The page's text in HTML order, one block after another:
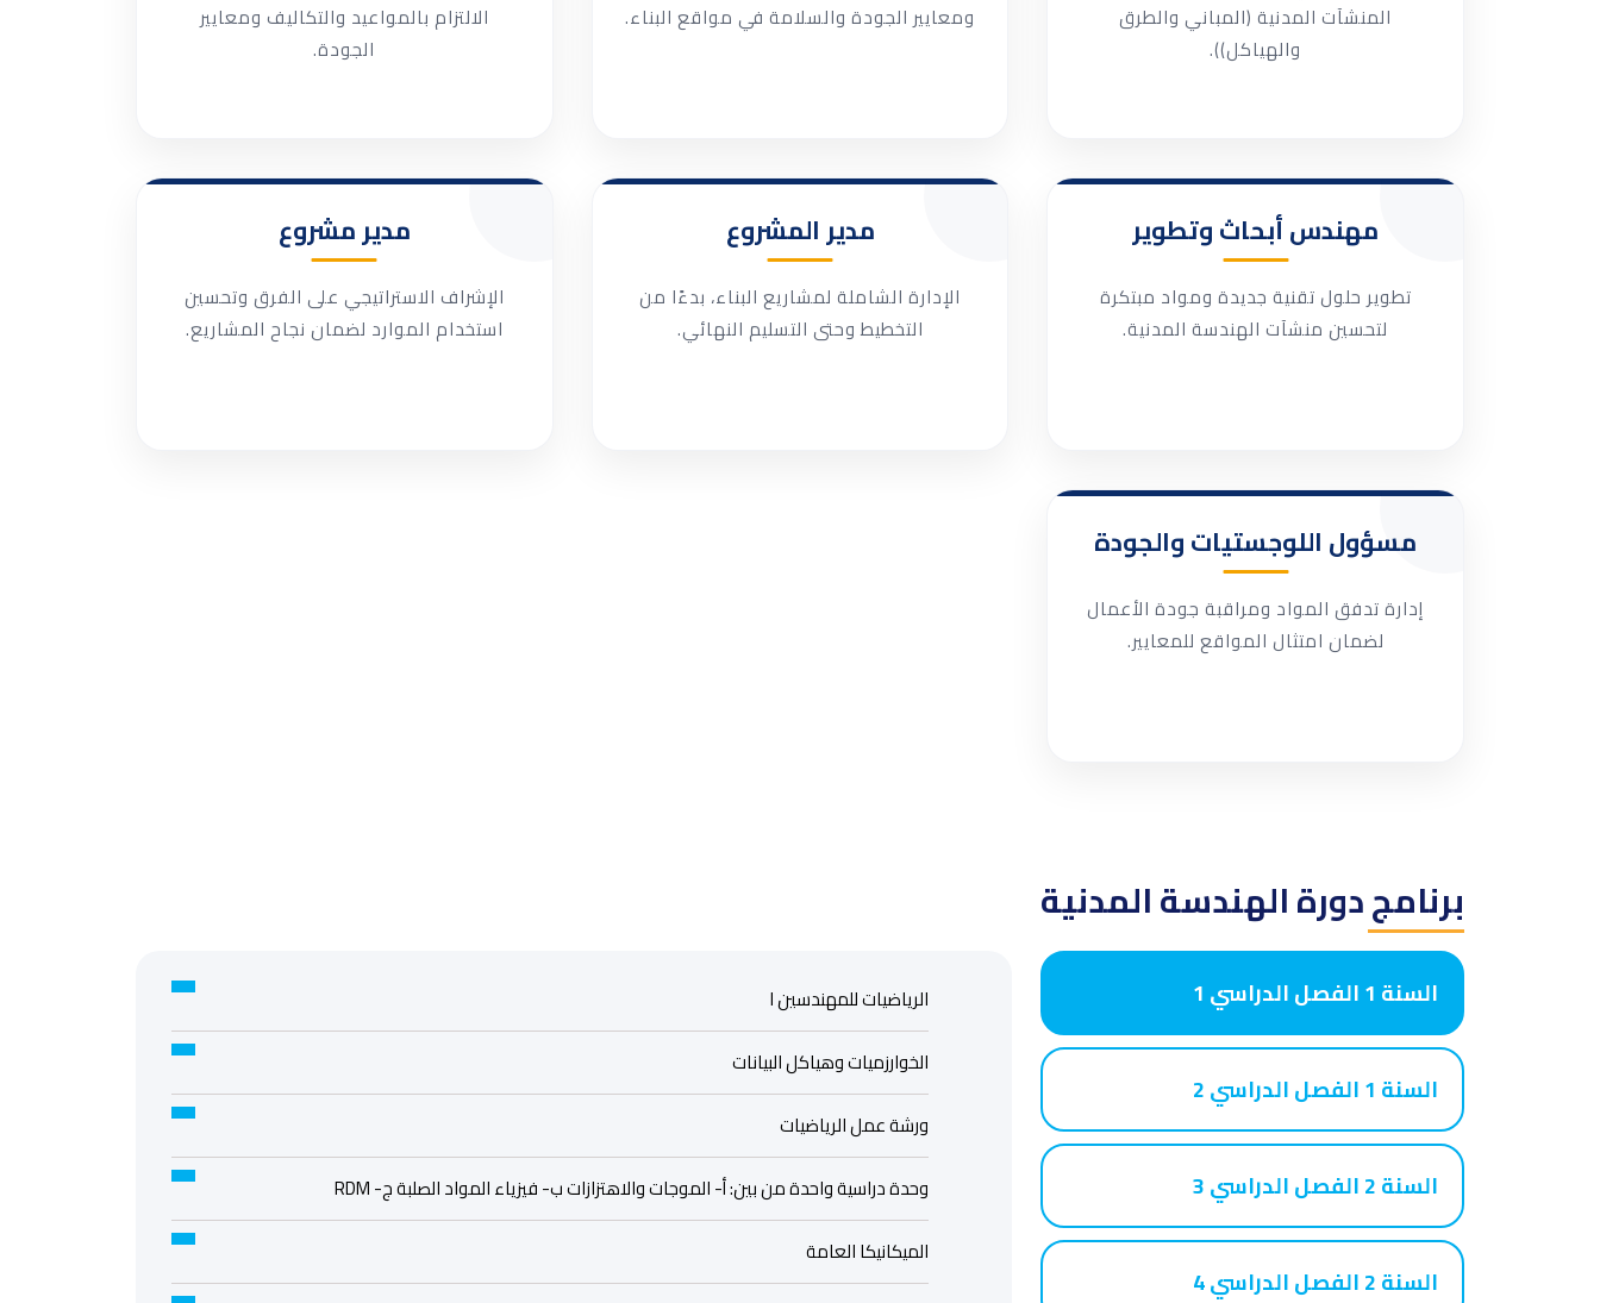
المنشآت المدنية (المباني والطرق
والهياكل)).
ومعايير الجودة والسلامة في مواقع البناء.
الالتزام بالمواعيد والتكاليف ومعايير
الجودة.
مهندس أبحاث وتطوير
تطوير حلول تقنية جديدة ومواد مبتكرة
لتحسين منشآت الهندسة المدنية.
مدير المشروع
الإدارة الشاملة لمشاريع البناء، بدءًا من
التخطيط وحتى التسليم النهائي.
مدير مشروع
الإشراف الاستراتيجي على الفرق وتحسين
استخدام الموارد لضمان نجاح المشاريع.
مسؤول اللوجستيات والجودة
إدارة تدفق المواد ومراقبة جودة الأعمال
لضمان امتثال المواقع للمعايير.
برنامج دورة الهندسة المدنية
السنة 1 الفصل الدراسي 1
السنة 1 الفصل الدراسي 2
السنة 2 الفصل الدراسي 3
السنة 2 الفصل الدراسي 4
الرياضيات للمهندسين I
الخوارزميات وهياكل البيانات
ورشة عمل الرياضيات
وحدة دراسية واحدة من بين: أ- الموجات والاهتزازات ب- فيزياء المواد الصلبة ج- RDM
الميكانيكا العامة